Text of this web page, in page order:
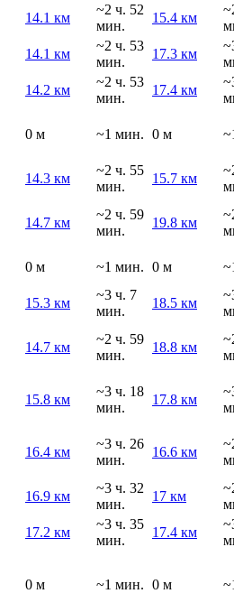
14.1 км
~2 ч. 52
мин.
15.4 км
14.1 км
~2 ч. 53
мин.
17.3 км
14.2 км
~2 ч. 53
мин.
17.4 км
0 м ~1 мин. 0 м
14.3 км
~2 ч. 55
мин.
15.7 км
14.7 км
~2 ч. 59
мин.
19.8 км
0 м ~1 мин. 0 м
15.3 км
~3 ч. 7
мин.
18.5 км
14.7 км
~2 ч. 59
мин.
18.8 км
15.8 км
~3 ч. 18
мин.
17.8 км
16.4 км
~3 ч. 26
мин.
16.6 км
16.9 км
~3 ч. 32
мин.
17 км
17.2 км
~3 ч. 35
мин.
17.4 км
0 м ~1 мин. 0 м